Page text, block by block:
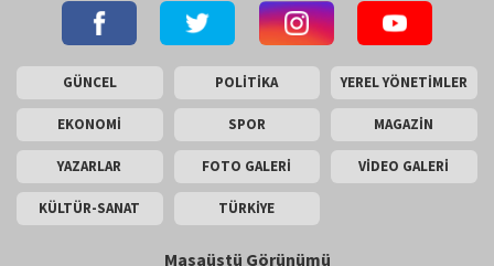
GÜNCEL POLİTİKA YEREL YÖNETİMLER
EKONOMİ SPOR MAGAZİN
YAZARLAR FOTO GALERİ VİDEO GALERİ
KÜLTÜR-SANAT TÜRKİYE
Masaüstü Görünümü